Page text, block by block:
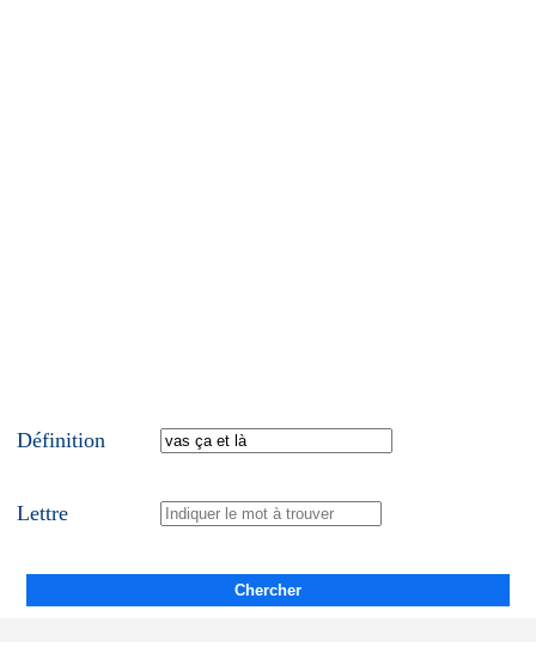
Définition
Lettre
Chercher